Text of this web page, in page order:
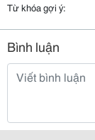
Từ khóa gợi ý:
Bình luận